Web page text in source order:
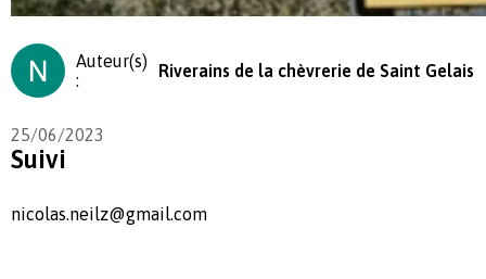
Auteur(s)
:
Riverains de la chèvrerie de Saint Gelais
25/06/2023
Suivi
nicolas.neilz@gmail.com